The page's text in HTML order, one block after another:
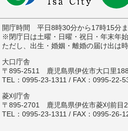
開庁時間 平日8時30分から17時15分
※閉庁日は土曜・日曜・祝日・年末年
ただし、出生・婚姻・離婚の届け出は
大口庁舎
〒895-2511 鹿児島県伊佐市大口里
TEL：0995-23-1311 / FAX：0995-22-
菱刈庁舎
〒895-2701 鹿児島県伊佐市菱刈前目
TEL：0995-23-1311 / FAX：0995-26-